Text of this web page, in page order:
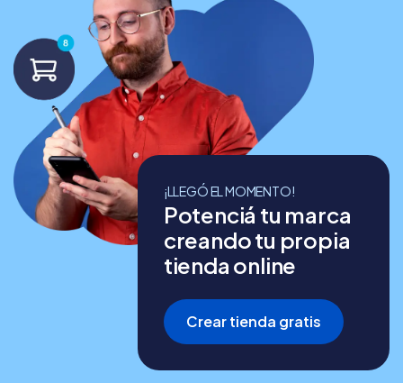
¡LLEGÓ EL MOMENTO!
Potenciá tu marca
creando tu propia
tienda online
Crear tienda gratis